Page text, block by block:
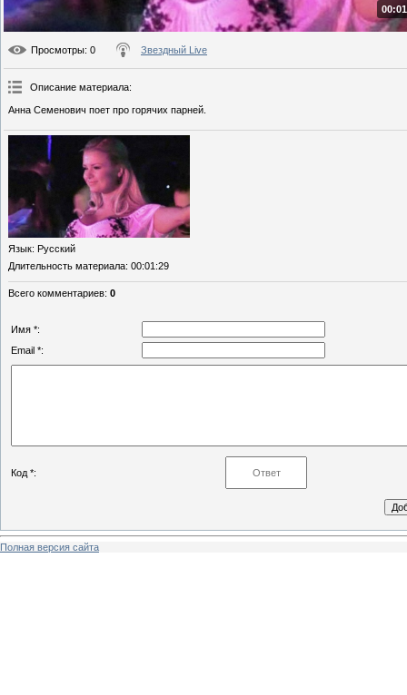
Просмотры: 0 Звездный Live
Описание материала:
Анна Семенович поет про горячих парней.
Язык: Русский
Длительность материала: 00:01:29
Всего комментариев: 0
Имя *:
Email *:
Код *:
Полная версия сайта